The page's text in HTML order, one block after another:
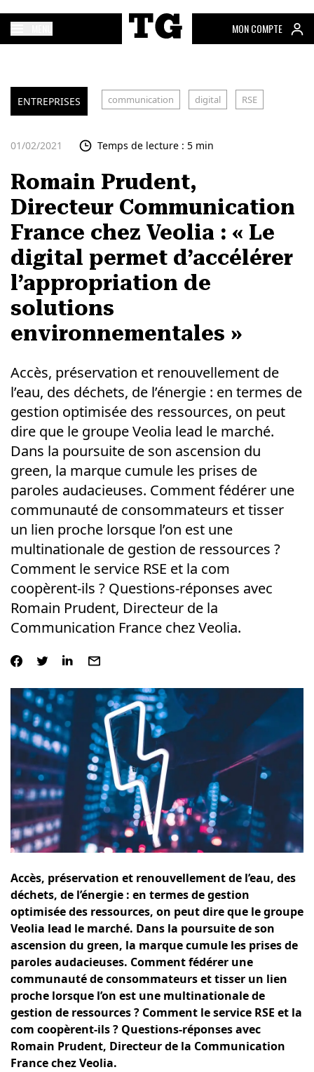
MON COMPTE
ENTREPRISES communication digital RSE
01/02/2021 Temps de lecture : 5 min
Romain Prudent,
Directeur Communication
France chez Veolia : « Le
digital permet d’accélérer
l’appropriation de
solutions
environnementales »
Accès, préservation et renouvellement de
l’eau, des déchets, de l’énergie : en termes de
gestion optimisée des ressources, on peut
dire que le groupe Veolia lead le marché.
Dans la poursuite de son ascension du
green, la marque cumule les prises de
paroles audacieuses. Comment fédérer une
communauté de consommateurs et tisser
un lien proche lorsque l’on est une
multinationale de gestion de ressources ?
Comment le service RSE et la com
coopèrent-ils ? Questions-réponses avec
Romain Prudent, Directeur de la
Communication France chez Veolia.
Accès, préservation et renouvellement de l’eau, des
déchets, de l’énergie : en termes de gestion
optimisée des ressources, on peut dire que le groupe
Veolia lead le marché. Dans la poursuite de son
ascension du green, la marque cumule les prises de
paroles audacieuses. Comment fédérer une
communauté de consommateurs et tisser un lien
proche lorsque l’on est une multinationale de
gestion de ressources ? Comment le service RSE et la
com coopèrent-ils ? Questions-réponses avec
Romain Prudent, Directeur de la Communication
France chez Veolia.